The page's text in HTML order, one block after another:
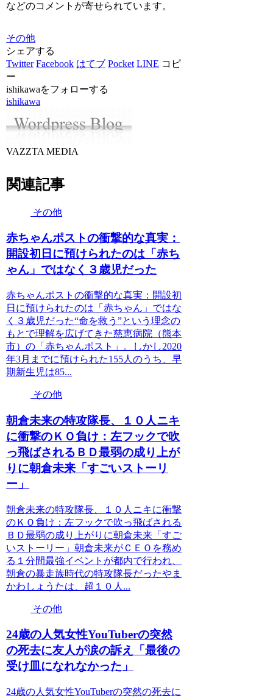
などのコメントが寄せられています。
その他
シェアする
Twitter Facebook はてブ Pocket LINE コピ
ー
ishikawaをフォローする
ishikawa
VAZZTA MEDIA
関連記事
その他
赤ちゃんポストの衝撃的な真実：
開設初日に預けられたのは「赤ち
ゃん」ではなく３歳児だった
赤ちゃんポストの衝撃的な真実：開設初
日に預けられたのは「赤ちゃん」ではな
く３歳児だった“命を救う”という理念の
もとで理解を広げてきた慈恵病院（熊本
市）の「赤ちゃんポスト」。しかし2020
年3月までに預けられた155人のうち、早
期新生児は85...
その他
朝倉未来の特攻隊長、１０人ニキ
に衝撃のＫＯ負け：左フックで吹
っ飛ばされるＢＤ最弱の成り上が
りに朝倉未来「すごいストーリ
ー」
朝倉未来の特攻隊長、１０人ニキに衝撃
のＫＯ負け：左フックで吹っ飛ばされる
ＢＤ最弱の成り上がりに朝倉未来「すご
いストーリー」朝倉未来がＣＥＯを務め
る１分間最強イベントが都内で行われ、
朝倉の暴走族時代の特攻隊長だったやま
かわしょうたは、超１０人...
その他
24歳の人気女性YouTuberの突然
の死去に友人が涙の訴え「最後の
受け皿になれなかった」
24歳の人気女性YouTuberの突然の死去に